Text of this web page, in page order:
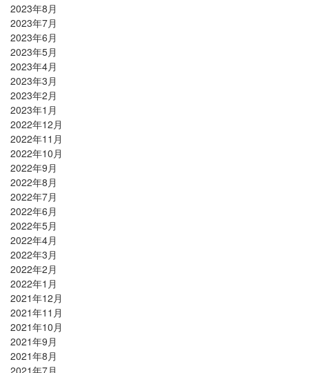
2023年8月
2023年7月
2023年6月
2023年5月
2023年4月
2023年3月
2023年2月
2023年1月
2022年12月
2022年11月
2022年10月
2022年9月
2022年8月
2022年7月
2022年6月
2022年5月
2022年4月
2022年3月
2022年2月
2022年1月
2021年12月
2021年11月
2021年10月
2021年9月
2021年8月